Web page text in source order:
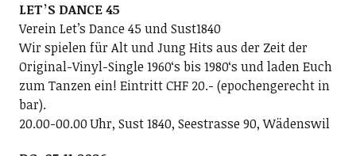
LETʼS DANCE 45
Verein Letʼs Dance 45 und Sust1840
Wir spielen für Alt und Jung Hits aus der Zeit der
Original-Vinyl-Single 1960ʻs bis 1980ʻs und laden Euch
zum Tanzen ein! Eintritt CHF 20.- (epochengerecht in
bar).
20.00-00.00 Uhr, Sust 1840, Seestrasse 90, Wädenswil